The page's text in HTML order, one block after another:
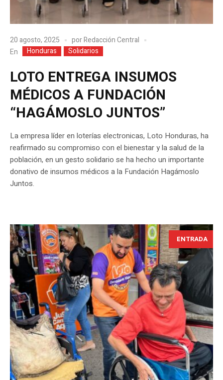
20 agosto, 2025 porRedacción Central
En
Honduras Solidarios
LOTO ENTREGA INSUMOS
MÉDICOS A FUNDACIÓN
“HAGÁMOSLO JUNTOS”
La empresa líder en loterías electronicas, Loto Honduras, ha
reafirmado su compromiso con el bienestar y la salud de la
población, en un gesto solidario se ha hecho un importante
donativo de insumos médicos a la Fundación Hagámoslo
Juntos.
ENTRADA